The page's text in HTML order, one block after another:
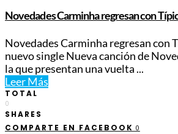
Novedades Carminha regresan con
Novedades Carminha regresan con
nuevo single Nueva canción de
la que presentan una vuelta ...
Leer Más
TOTAL
0
SHARES
COMPARTE EN FACEBOOK 0